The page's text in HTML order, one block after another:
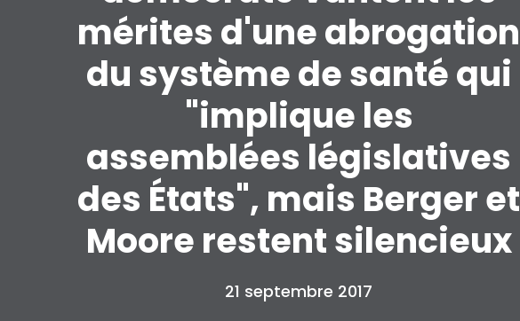
mérites d'une abrogation
du système de santé qui
"implique les
assemblées législatives
des États", mais Berger et
Moore restent silencieux
21 septembre 2017